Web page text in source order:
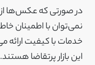
در صورتی که عکس‌ها
نمی‌توان با اطمینان
خدمات با کیفیت ارائه
این بازار پرتقاضا هستند.